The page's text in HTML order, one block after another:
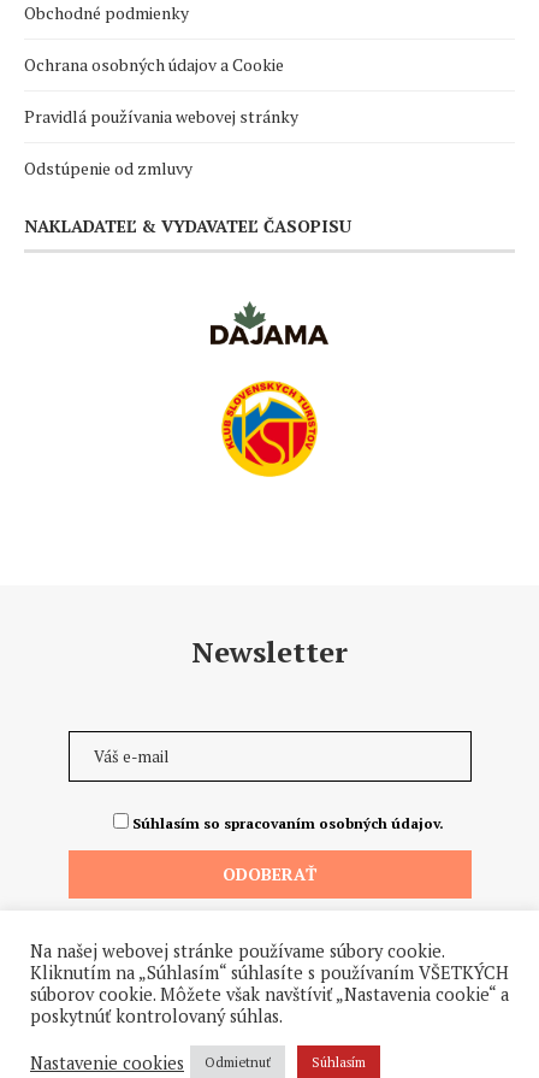
Obchodné podmienky
Ochrana osobných údajov a Cookie
Pravidlá používania webovej stránky
Odstúpenie od zmluvy
NAKLADATEĽ & VYDAVATEĽ ČASOPISU
Newsletter
Súhlasím so spracovaním osobných údajov.
Na našej webovej stránke používame súbory cookie.
Kliknutím na „Súhlasím“ súhlasíte s používaním VŠETKÝCH
súborov cookie. Môžete však navštíviť „Nastavenia cookie“ a
poskytnúť kontrolovaný súhlas.
Nastavenie cookies Odmietnuť Súhlasím